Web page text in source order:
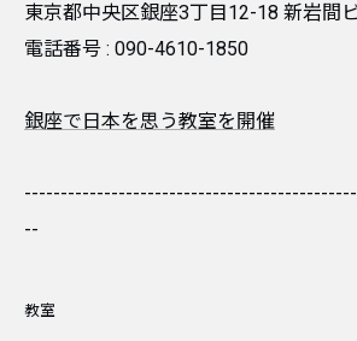
東京都中央区銀座3丁目12-18 新岩間
電話番号 : 090-4610-1850
銀座で日本を思う教室を開催
--
教室